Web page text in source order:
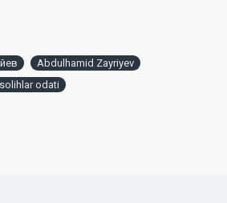
Abdulhamid Zayriyev
odati